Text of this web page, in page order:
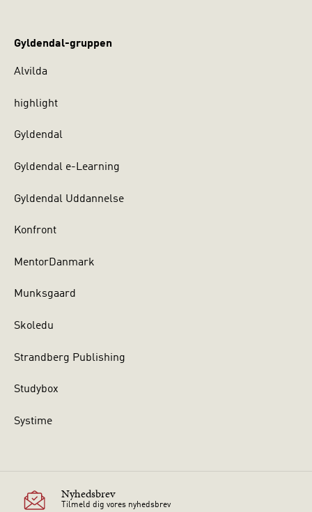
Gyldendal-gruppen
Alvilda
highlight
Gyldendal
Gyldendal e-Learning
Gyldendal Uddannelse
Konfront
MentorDanmark
Munksgaard
Skoledu
Strandberg Publishing
Studybox
Systime
Nyhedsbrev
Tilmeld dig vores nyhedsbrev